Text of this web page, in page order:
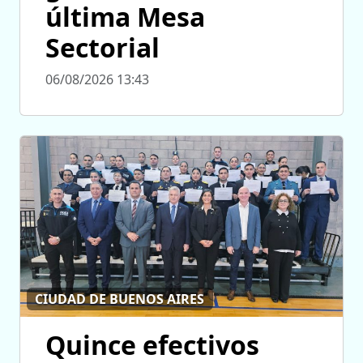
última Mesa
Sectorial
06/08/2026 13:43
CIUDAD DE BUENOS AIRES
Quince efectivos